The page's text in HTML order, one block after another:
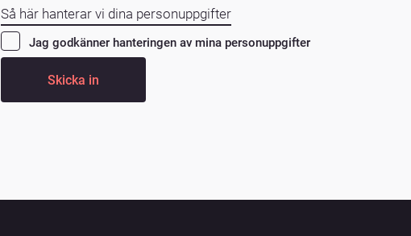
Så här hanterar vi dina personuppgifter
Jag godkänner hanteringen av mina personuppgifter
Skicka in